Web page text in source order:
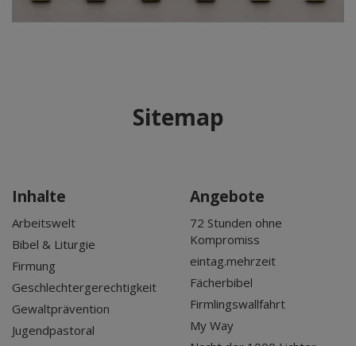
Sitemap
Inhalte
Arbeitswelt
Bibel & Liturgie
Firmung
Geschlechtergerechtigkeit
Gewaltprävention
Jugendpastoral
Angebote
72 Stunden ohne
Kompromiss
eintag.mehrzeit
Fächerbibel
Firmlingswallfahrt
My Way